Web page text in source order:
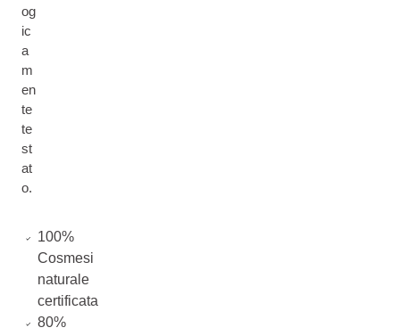
og
ic
a
m
en
te
te
st
at
o.
100%
Cosmesi
naturale
certificata
80%